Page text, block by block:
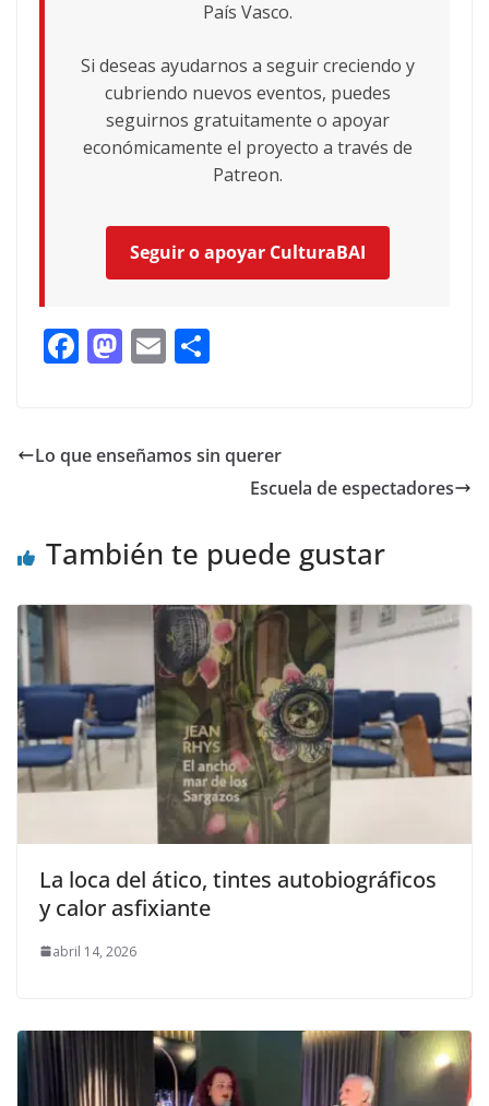
País Vasco.
Si deseas ayudarnos a seguir creciendo y
cubriendo nuevos eventos, puedes
seguirnos gratuitamente o apoyar
económicamente el proyecto a través de
Patreon.
Seguir o apoyar CulturaBAI
F
b
k
M
d
E
l p
r
Lo que enseñamos sin querer
Escuela de espectadores
También te puede gustar
La loca del ático, tintes autobiográficos
y calor asfixiante
abril 14, 2026